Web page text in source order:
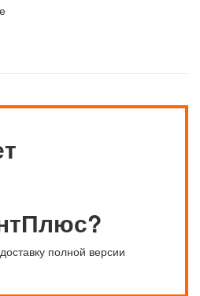
полной версии